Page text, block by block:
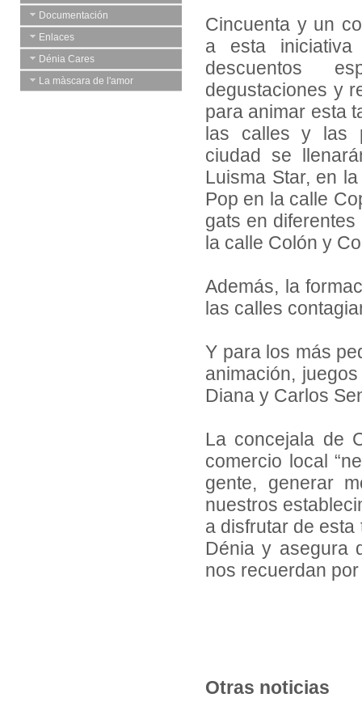
Documentación
Enlaces
Dénia Cares
La màscara de l'amor
Cincuenta y un
a esta iniciativa
descuentos
degustaciones y
para animar esta
las calles y las
ciudad se
Luisma Star, en
Pop en la calle
gats en
la calle Colón y
Además, la
las calles
Y para los más
animación,
Diana y Carlos
La concejala de
comercio local
gente, generar
nuestros
a disfrutar de
Dénia y asegura
nos recuerdan
Otras noticias